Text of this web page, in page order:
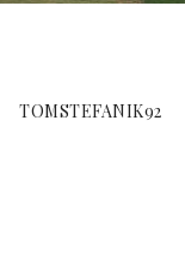
TOMSTEFANIK92